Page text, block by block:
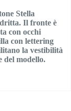
Stella
Il fronte è
con occhi
con lettering
la vestibilità
del modello.